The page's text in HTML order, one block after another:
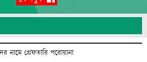
নামে গ্রেফতারি পরোয়ানা